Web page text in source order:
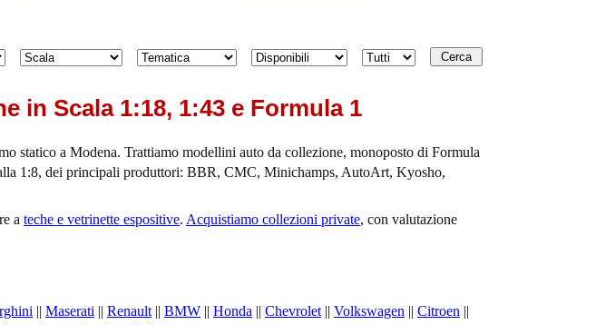
Scala Tematica Disponibilità Condizione
in Scala 1:18, 1:43 e Formula 1
statico a Modena. Trattiamo modellini auto da collezione, monoposto di Formula
1:8, dei principali produttori: BBR, CMC, Minichamps, AutoArt, Kyosho,
a teche e vetrinette espositive. Acquistiamo collezioni private, con valutazione
|| Maserati || Renault || BMW || Honda || Chevrolet || Volkswagen || Citroen ||